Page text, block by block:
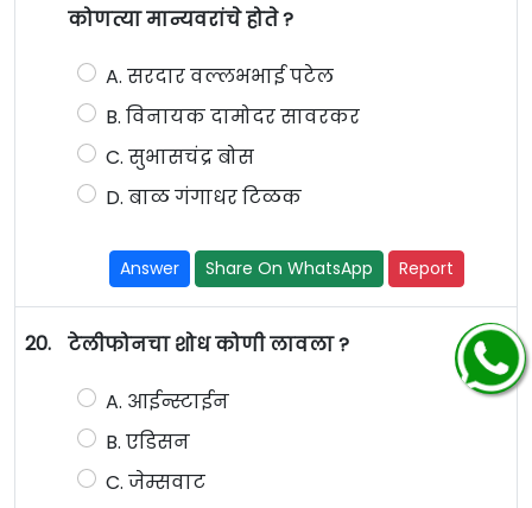
कोणत्या मान्यवरांचे होते ?
A. सरदार वल्लभभाई पटेल
B. विनायक दामोदर सावरकर
C. सुभासचंद्र बोस
D. बाळ गंगाधर टिळक
Answer Share On WhatsApp Report
20. टेलीफोनचा शोध कोणी लावला ?
A. आईन्स्टाईन
B. एडिसन
C. जेम्सवाट